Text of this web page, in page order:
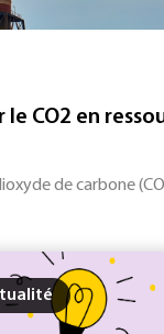
le CO2 en
de carbone